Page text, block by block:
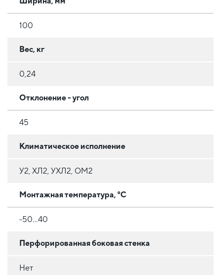
100
Вес, кг
0,24
Отклонение - угол
45
Климатическое исполнение
У2, ХЛ2, УХЛ2, ОМ2
Монтажная температура, °C
-50...40
Перфорированная боковая стенка
Нет